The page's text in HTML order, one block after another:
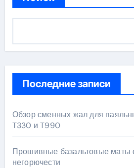
Последние записи
Обзор сменных жал для
T330 и T990
Прошивные базальтовые маты
негорючести